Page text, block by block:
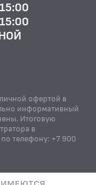
офертой в
информативный
Итоговую
в
телефону: +7 900